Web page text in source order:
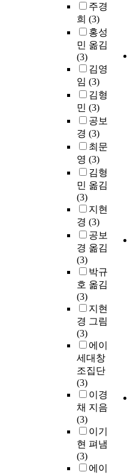
주경
희 (3)
홍성
민 옮김
(3)
김영
임 (3)
김형
민 (3)
공보
경 (3)
최문
영 (3)
김형
민 옮김
(3)
지현
경 (3)
공보
경 옮김
(3)
박규
호 옮김
(3)
지현
경 그림
(3)
에이
세대창
조집단
(3)
이경
채 지음
(3)
이기
현 펴냄
(3)
에이